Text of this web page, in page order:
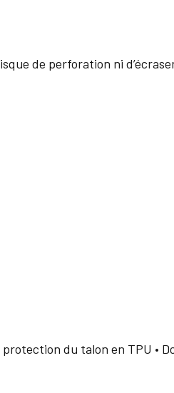
de perforation ni
du talon en TPU •